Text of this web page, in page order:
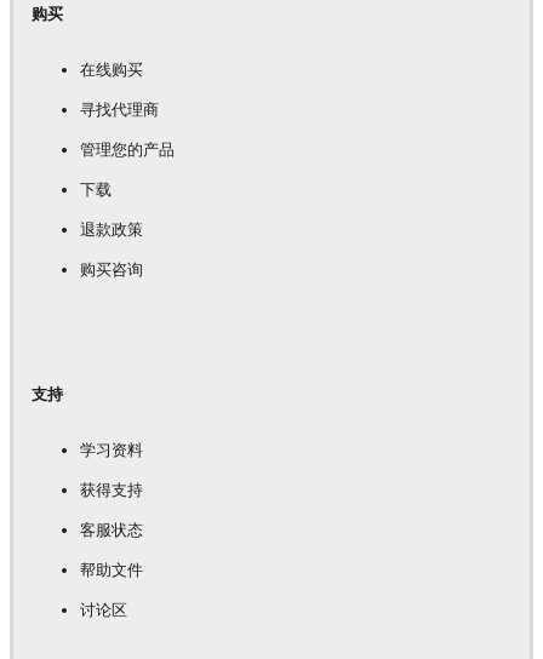
购买
在线购买
寻找代理商
管理您的产品
下载
退款政策
购买咨询
支持
学习资料
获得支持
客服状态
帮助文件
讨论区